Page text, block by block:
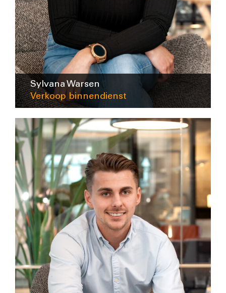
Sylvana Warsen
Verkoop binnendienst
swarsen@intra-lighting.nl
0345-623678